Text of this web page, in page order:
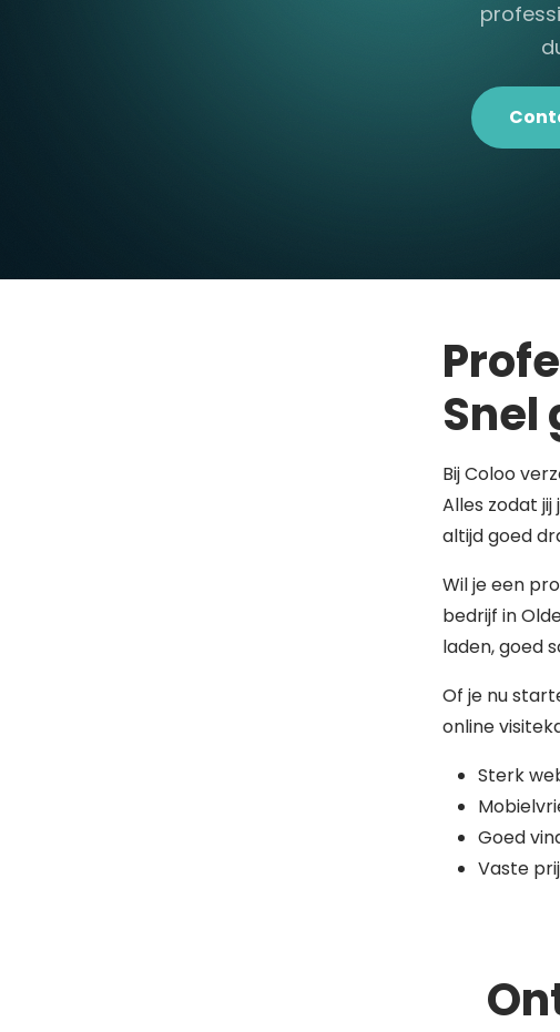
Snel
Bij Coloo
Alles zodat
altijd goed
Wil je een
bedrijf in
laden, goed
Of je nu
online
Sterk
Goed
Vaste